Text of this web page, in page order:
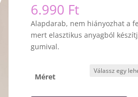
6.990 Ft
Alapdarab, nem hiányozhat a
mert elasztikus anyagból
gumival.
Méret